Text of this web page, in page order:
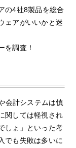
の4社8製品を総合
ェアがいいかと迷
を調査！
会計システムは慎
関しては軽視され
しょ」といった考
でも失敗は多いに